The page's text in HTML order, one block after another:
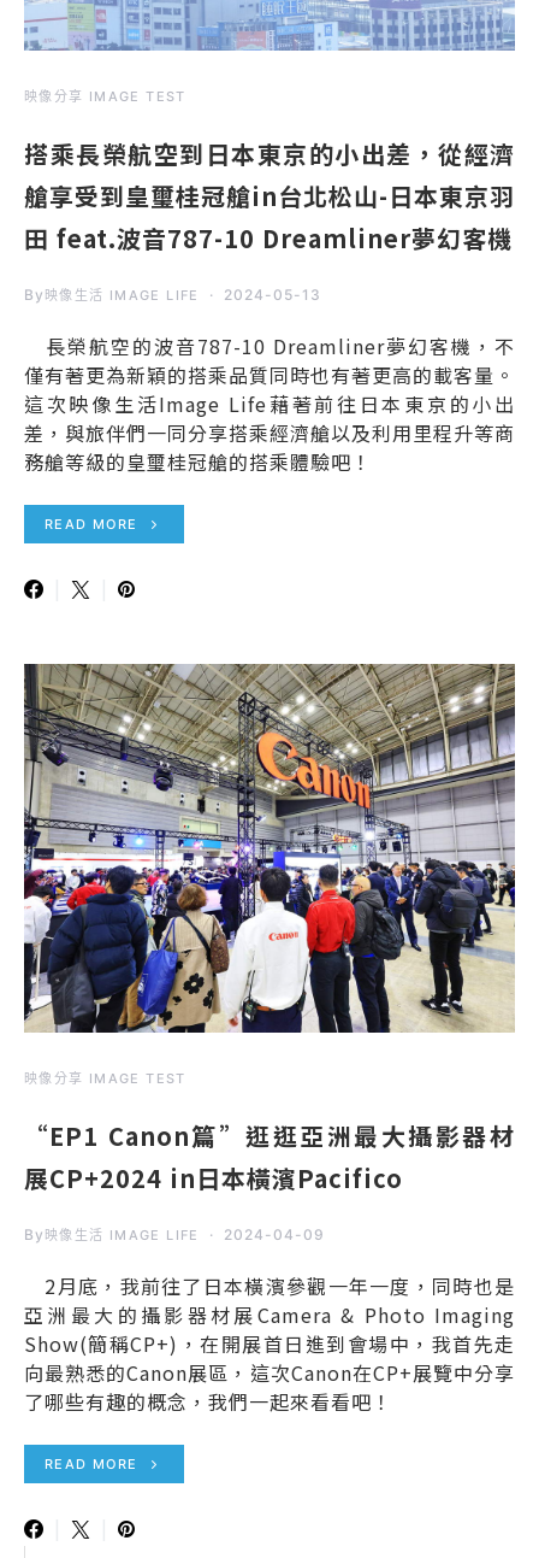
映像分享 IMAGE TEST
搭乘長榮航空到日本東京的小出差，從經濟
艙享受到皇璽桂冠艙in台北松山-日本東京羽
田 feat.波音787-10 Dreamliner夢幻客機
By 映像生活 IMAGE LIFE 2024-05-13
長榮航空的波音787-10 Dreamliner夢幻客機，不
僅有著更為新穎的搭乘品質同時也有著更高的載客量。
這次映像生活Image Life藉著前往日本東京的小出
差，與旅伴們一同分享搭乘經濟艙以及利用里程升等商
務艙等級的皇璽桂冠艙的搭乘體驗吧！
READ MORE
映像分享 IMAGE TEST
“EP1 Canon篇”逛逛亞洲最大攝影器材
展CP+2024 in日本橫濱Pacifico
By 映像生活 IMAGE LIFE 2024-04-09
2月底，我前往了日本橫濱參觀一年一度，同時也是
亞洲最大的攝影器材展Camera & Photo Imaging
Show(簡稱CP+)，在開展首日進到會場中，我首先走
向最熟悉的Canon展區，這次Canon在CP+展覽中分享
了哪些有趣的概念，我們一起來看看吧！
READ MORE